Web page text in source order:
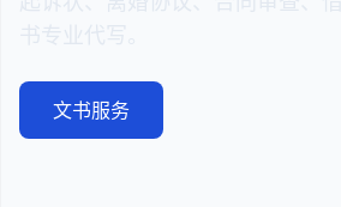
文书服务